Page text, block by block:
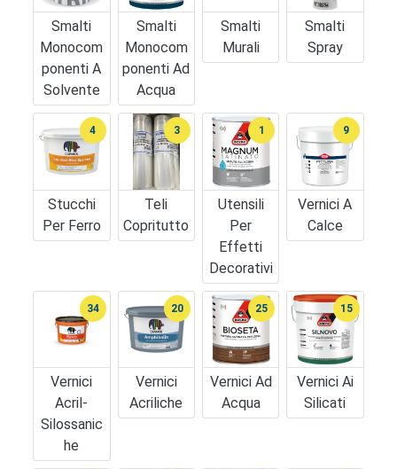
Smalti
Monocom
Ponenti A
Solvente
Smalti
Monocom
Ponenti Ad
Acqua
Smalti
Murali
Smalti
Spray
Stucchi
Per Ferro
4
Teli
Copritutto
3
Utensili
Per
Effetti
Decorativi
1
Vernici A
Calce
9
Vernici
Acril-
Silossanic
He
34
Vernici
Acriliche
20
Vernici Ad
Acqua
25
Vernici Ai
Silicati
15